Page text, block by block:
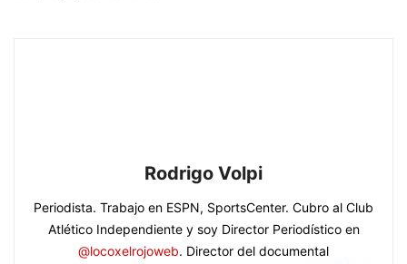
Rodrigo Volpi
Periodista. Trabajo en ESPN, SportsCenter. Cubro al Club
Atlético Independiente y soy Director Periodístico en
@locoxelrojoweb. Director del documental